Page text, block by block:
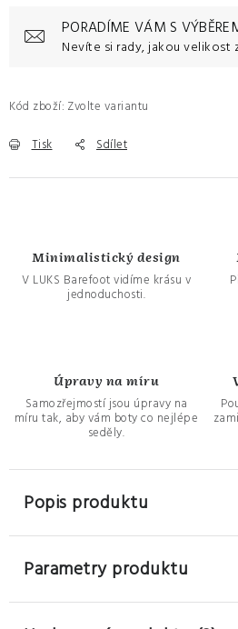
PORADÍME VÁM S
Nevíte si rady, jakou velikost
Kód zboží: Zvolte variantu
Tisk Sdílet
Minimalistický design
V LUKS Barefoot vidíme krásu v
jednoduchosti.
Úpravy na míru
Samozřejmostí jsou úpravy na
míru tak, aby vám boty co nejlépe
seděly.
Popis produktu
Parametry produktu